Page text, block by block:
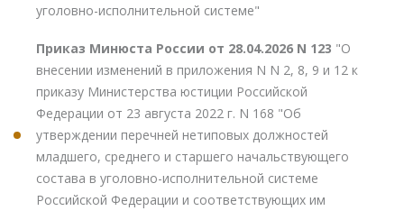
уголовно-исполнительной системе"
Приказ Минюста России от 28.04.2026 N 123 "О
внесении изменений в приложения N N 2, 8, 9 и 12 к
приказу Министерства юстиции Российской
Федерации от 23 августа 2022 г. N 168 "Об
утверждении перечней нетиповых должностей
младшего, среднего и старшего начальствующего
состава в уголовно-исполнительной системе
Российской Федерации и соответствующих им